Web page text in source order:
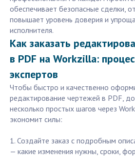
обеспечивает безопасные сделки,
повышает уровень доверия и
исполнителя.
Как заказать
в PDF на Workzilla:
экспертов
Чтобы быстро и качественно
редактирование чертежей в PDF,
несколько простых шагов через
экономит силы:
1. Создайте заказ с подробным
— какие изменения нужны, сроки,